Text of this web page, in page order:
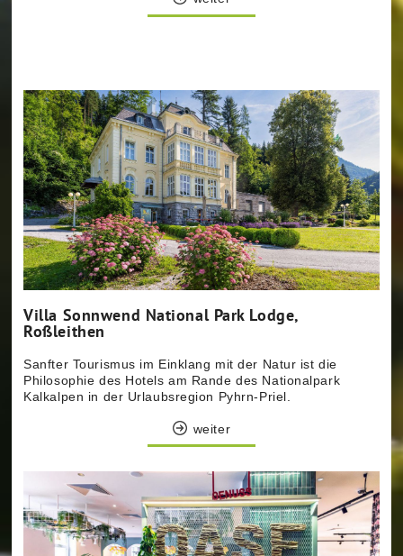
mit Beeinträchtigungen.
weiter
Villa Sonnwend National Park Lodge,
Roßleithen
Sanfter Tourismus im Einklang mit der Natur ist die
Philosophie des Hotels am Rande des Nationalpark
Kalkalpen in der Urlaubsregion Pyhrn-Priel.
weiter